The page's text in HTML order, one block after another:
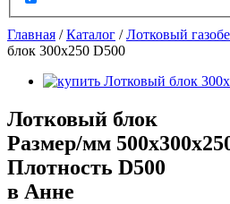
Главная /Каталог /Лотковый
блок 300х250 D500
Лотковый блок
Размер/мм
Плотность D500
в Анне